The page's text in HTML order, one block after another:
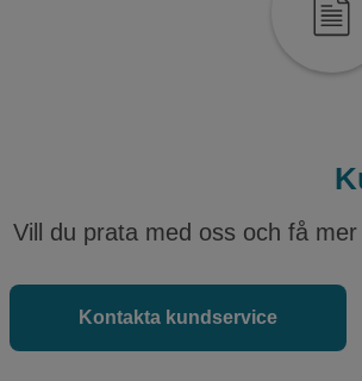
Vill du prata med oss och få
Kontakta kundservice